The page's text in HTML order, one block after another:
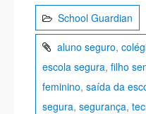
School Guardian
aluno seguro,
escola segura,filho
feminino,saída da
segura,segurança,